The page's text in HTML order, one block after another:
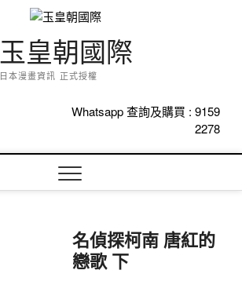
玉皇朝國際
日本漫畫資訊 正式授權
Whatsapp 查詢及購買 : 9159
2278
名偵探柯南 唐紅的
戀歌 下